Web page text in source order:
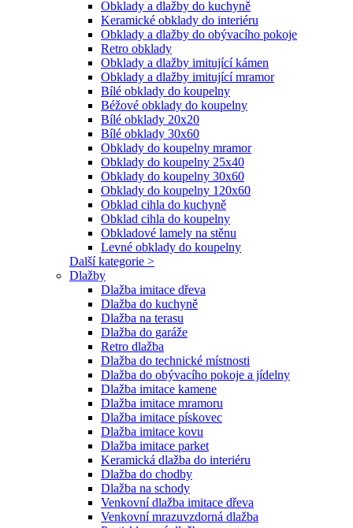
Obklady a dlažby do kuchyně
Keramické obklady do interiéru
Obklady a dlažby do obývacího pokoje
Retro obklady
Obklady a dlažby imitující kámen
Obklady a dlažby imitující mramor
Bílé obklady do koupelny
Béžové obklady do koupelny
Bílé obklady 20x20
Bílé obklady 30x60
Obklady do koupelny mramor
Obklady do koupelny 25x40
Obklady do koupelny 30x60
Obklady do koupelny 120x60
Obklad cihla do kuchyně
Obklad cihla do koupelny
Obkladové lamely na stěnu
Levné obklady do koupelny
Další kategorie >
Dlažby
Dlažba imitace dřeva
Dlažba do kuchyně
Dlažba na terasu
Dlažba do garáže
Retro dlažba
Dlažba do technické místnosti
Dlažba do obývacího pokoje a jídelny
Dlažba imitace kamene
Dlažba imitace mramoru
Dlažba imitace pískovec
Dlažba imitace kovu
Dlažba imitace parket
Keramická dlažba do interiéru
Dlažba do chodby
Dlažba na schody
Venkovní dlažba imitace dřeva
Venkovní mrazuvzdorná dlažba